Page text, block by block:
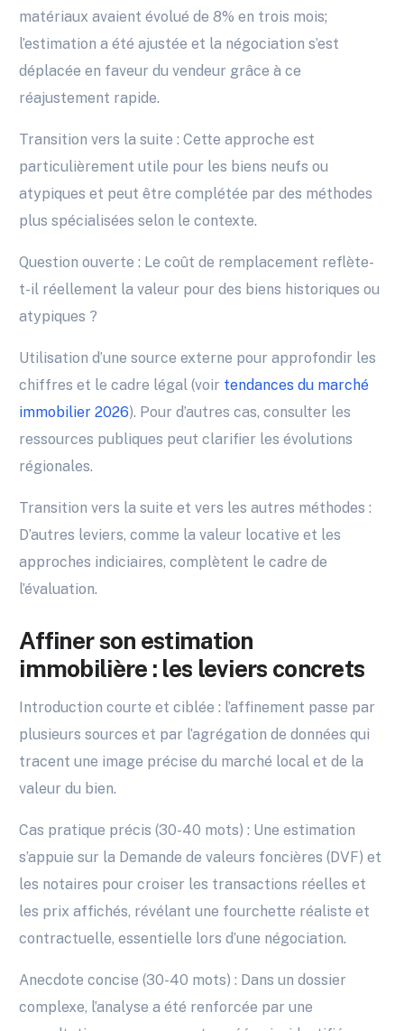
matériaux avaient évolué de 8% en trois mois;
l’estimation a été ajustée et la négociation s’est
déplacée en faveur du vendeur grâce à ce
réajustement rapide.
Transition vers la suite : Cette approche est
particulièrement utile pour les biens neufs ou
atypiques et peut être complétée par des méthodes
plus spécialisées selon le contexte.
Question ouverte : Le coût de remplacement reflète-
t-il réellement la valeur pour des biens historiques ou
atypiques ?
Utilisation d’une source externe pour approfondir les
chiffres et le cadre légal (voir tendances du marché
immobilier 2026). Pour d’autres cas, consulter les
ressources publiques peut clarifier les évolutions
régionales.
Transition vers la suite et vers les autres méthodes :
D’autres leviers, comme la valeur locative et les
approches indiciaires, complètent le cadre de
l’évaluation.
Affiner son estimation
immobilière : les leviers concrets
Introduction courte et ciblée : l’affinement passe par
plusieurs sources et par l’agrégation de données qui
tracent une image précise du marché local et de la
valeur du bien.
Cas pratique précis (30-40 mots) : Une estimation
s’appuie sur la Demande de valeurs foncières (DVF) et
les notaires pour croiser les transactions réelles et
les prix affichés, révélant une fourchette réaliste et
contractuelle, essentielle lors d’une négociation.
Anecdote concise (30-40 mots) : Dans un dossier
complexe, l’analyse a été renforcée par une